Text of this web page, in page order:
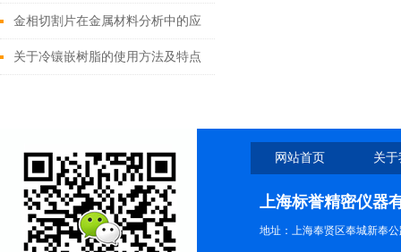
能检测
金相切割片在金属材料分析中的应
用
关于冷镶嵌树脂的使用方法及特点
网站首页 关
上海标誉精密仪器
地址：上海奉贤区奉城新奉公